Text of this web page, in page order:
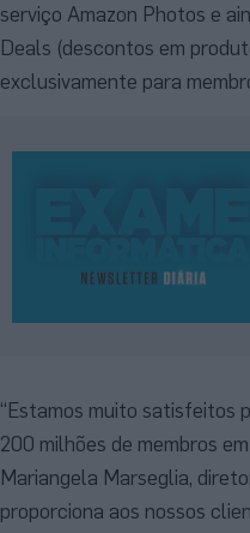
serviço Amazon Photos e
Deals (descontos em
exclusivamente para
“Estamos muito satisfeitos
200 milhões de membros
Mariangela Marseglia,
proporciona aos nossos